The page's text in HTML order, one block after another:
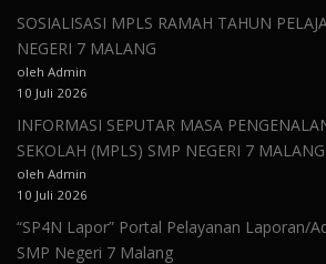
SOSIALISASI MPLS RAMAH TAHUN
NEGERI 7 MALANG
oleh Admin
10 Juli 2026
INFORMASI SEPUTAR MASA
SEKOLAH (MPLS) SMP NEGERI 7 MALANG
oleh Admin
10 Juli 2026
“SP4N Lapor” Portal Pelayanan Laporan/
SMP Negeri 7 Malang